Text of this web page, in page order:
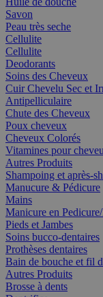
Savon
Peau très seche
Cellulite
Cellulite
Deodorants
Soins des Cheveux
Cuir Chevelu Sec et
Antipelliculaire
Chute des Cheveux
Poux cheveux
Cheveux Colorés
Vitamines pour
Autres Produits
Shampoing et après-
Manucure & Pédicure
Mains
Manicure en
Pieds et Jambes
Soins bucco-dentaires
Prothèses dentaires
Bain de bouche et fil
Autres Produits
Brosse à dents